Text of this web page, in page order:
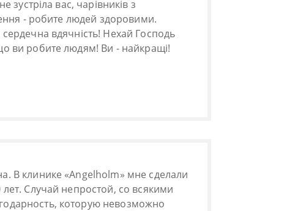
зустріла вас, чарівників з
- робите людей здоровими.
вдячність! Нехай Господь
ви робите людям! Ви - найкращі!
В клинике «Angelholm» мне сделали
Случай непростой, со всякими
которую невозможно